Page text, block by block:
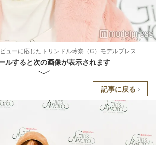
ューに応じたトリンドル玲奈（C）モデルプレス
ルすると次の画像が表示されます
記事に戻る